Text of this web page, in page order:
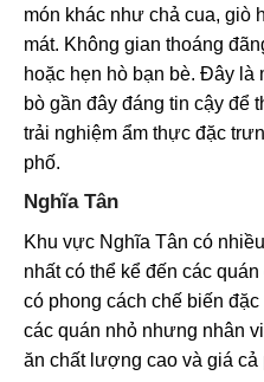
món khác như chả cua, giò
mát. Không gian thoáng
hoặc hẹn hò bạn bè. Đây là
bò gần đây đáng tin cậy để
trải nghiệm ẩm thực đặc
phố.
Nghĩa Tân
Khu vực Nghĩa Tân có
nhất có thể kể đến các
có phong cách chế biến
các quán nhỏ nhưng nhân
ăn chất lượng cao và giá cả